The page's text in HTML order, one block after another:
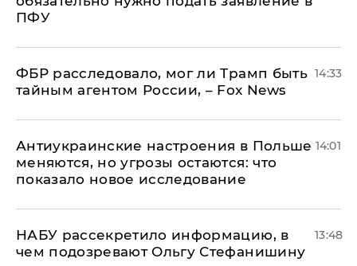
ПФУ
ФБР расследовало, мог ли Трамп быть
тайным агентом России, – Fox News
14:33
Антиукраинские настроения в Польше
меняются, но угрозы остаются: что
показало новое исследование
14:01
НАБУ рассекретило информацию, в
чем подозревают Ольгу Стефанишину
13:48